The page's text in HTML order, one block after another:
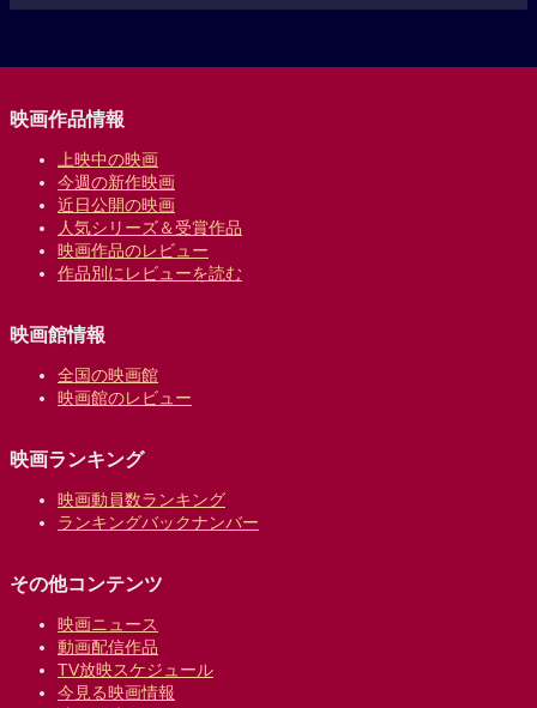
映画作品情報
上映中の映画
今週の新作映画
近日公開の映画
人気シリーズ＆受賞作品
映画作品のレビュー
作品別にレビューを読む
映画館情報
全国の映画館
映画館のレビュー
映画ランキング
映画動員数ランキング
ランキングバックナンバー
その他コンテンツ
映画ニュース
動画配信作品
TV放映スケジュール
今見る映画情報